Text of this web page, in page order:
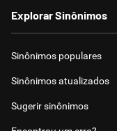
Explorar Sinônimos
Sinônimos populares
Sinônimos atualizados
Sugerir sinônimos